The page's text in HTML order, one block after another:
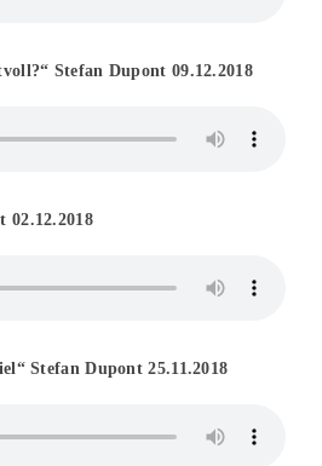
Stefan Dupont 09.12.2018
02.12.2018
Stefan Dupont 25.11.2018